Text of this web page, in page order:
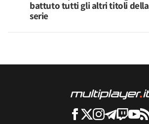
battuto tutti gli altri titoli della
serie